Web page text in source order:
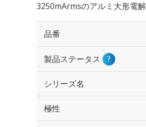
3250mArmsのアルミ大形電解
品番
製品ステータス ?
シリーズ名
極性